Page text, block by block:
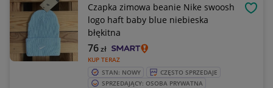
Czapka zimowa beanie Nike swoosh
logo haft baby blue niebieska
błękitna
KUP TERAZ
76zł
STAN: NOWY
CZĘSTO SPRZEDAJE
SPRZEDAJĄCY: OSOBA PRYWATNA